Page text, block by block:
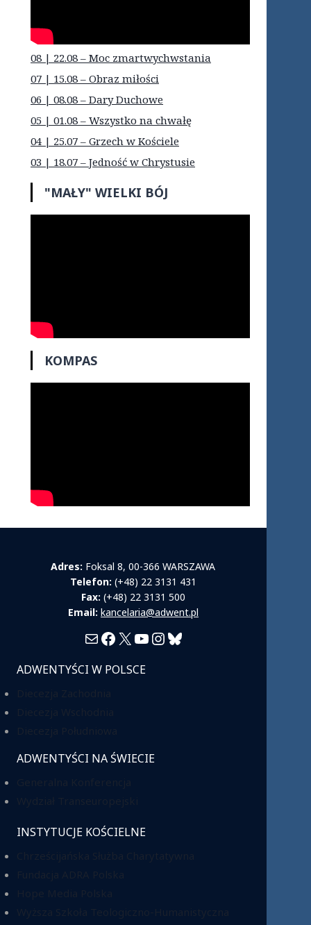
08 | 22.08 – Moc zmartwychwstania
07 | 15.08 – Obraz miłości
06 | 08.08 – Dary Duchowe
05 | 01.08 – Wszystko na chwałę
04 | 25.07 – Grzech w Kościele
03 | 18.07 – Jedność w Chrystusie
"MAŁY" WIELKI BÓJ
KOMPAS
Adres: Foksal 8, 00-366 WARSZAWA
Telefon: (+48) 22 3131 431
Fax: (+48) 22 3131 500
Email: kancelaria@adwent.pl
MailFacebook
X YouTube
Instagram
Bluesky
ADWENTYŚCI W POLSCE
ADWENTYŚCI NA ŚWIECIE
INSTYTUCJE KOŚCIELNE